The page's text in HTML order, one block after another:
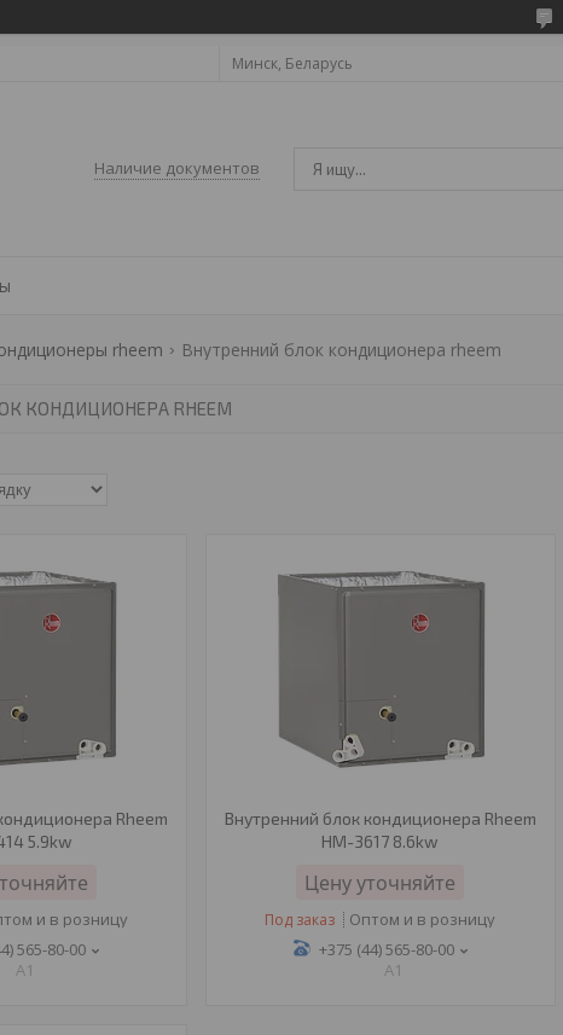
Минск, Беларусь
Наличие документов
rheem Внутренний блок кондиционера rheem
КОНДИЦИОНЕРА RHEEM
Rheem
5.9kw
и в розницу
565-80-00
A1
Внутренний блок кондиционера Rheem
HM-3617 8.6kw
Цену уточняйте
Под заказ
Оптом и в розницу
+375 (44) 565-80-00
A1